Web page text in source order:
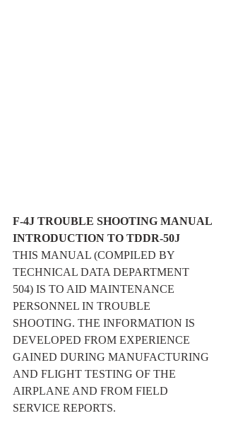
F-4J TROUBLE SHOOTING MANUAL
INTRODUCTION TO TDDR-50J
THIS MANUAL (COMPILED BY
TECHNICAL DATA DEPARTMENT
504) IS TO AID MAINTENANCE
PERSONNEL IN TROUBLE
SHOOTING. THE INFORMATION IS
DEVELOPED FROM EXPERIENCE
GAINED DURING MANUFACTURING
AND FLIGHT TESTING OF THE
AIRPLANE AND FROM FIELD
SERVICE REPORTS.